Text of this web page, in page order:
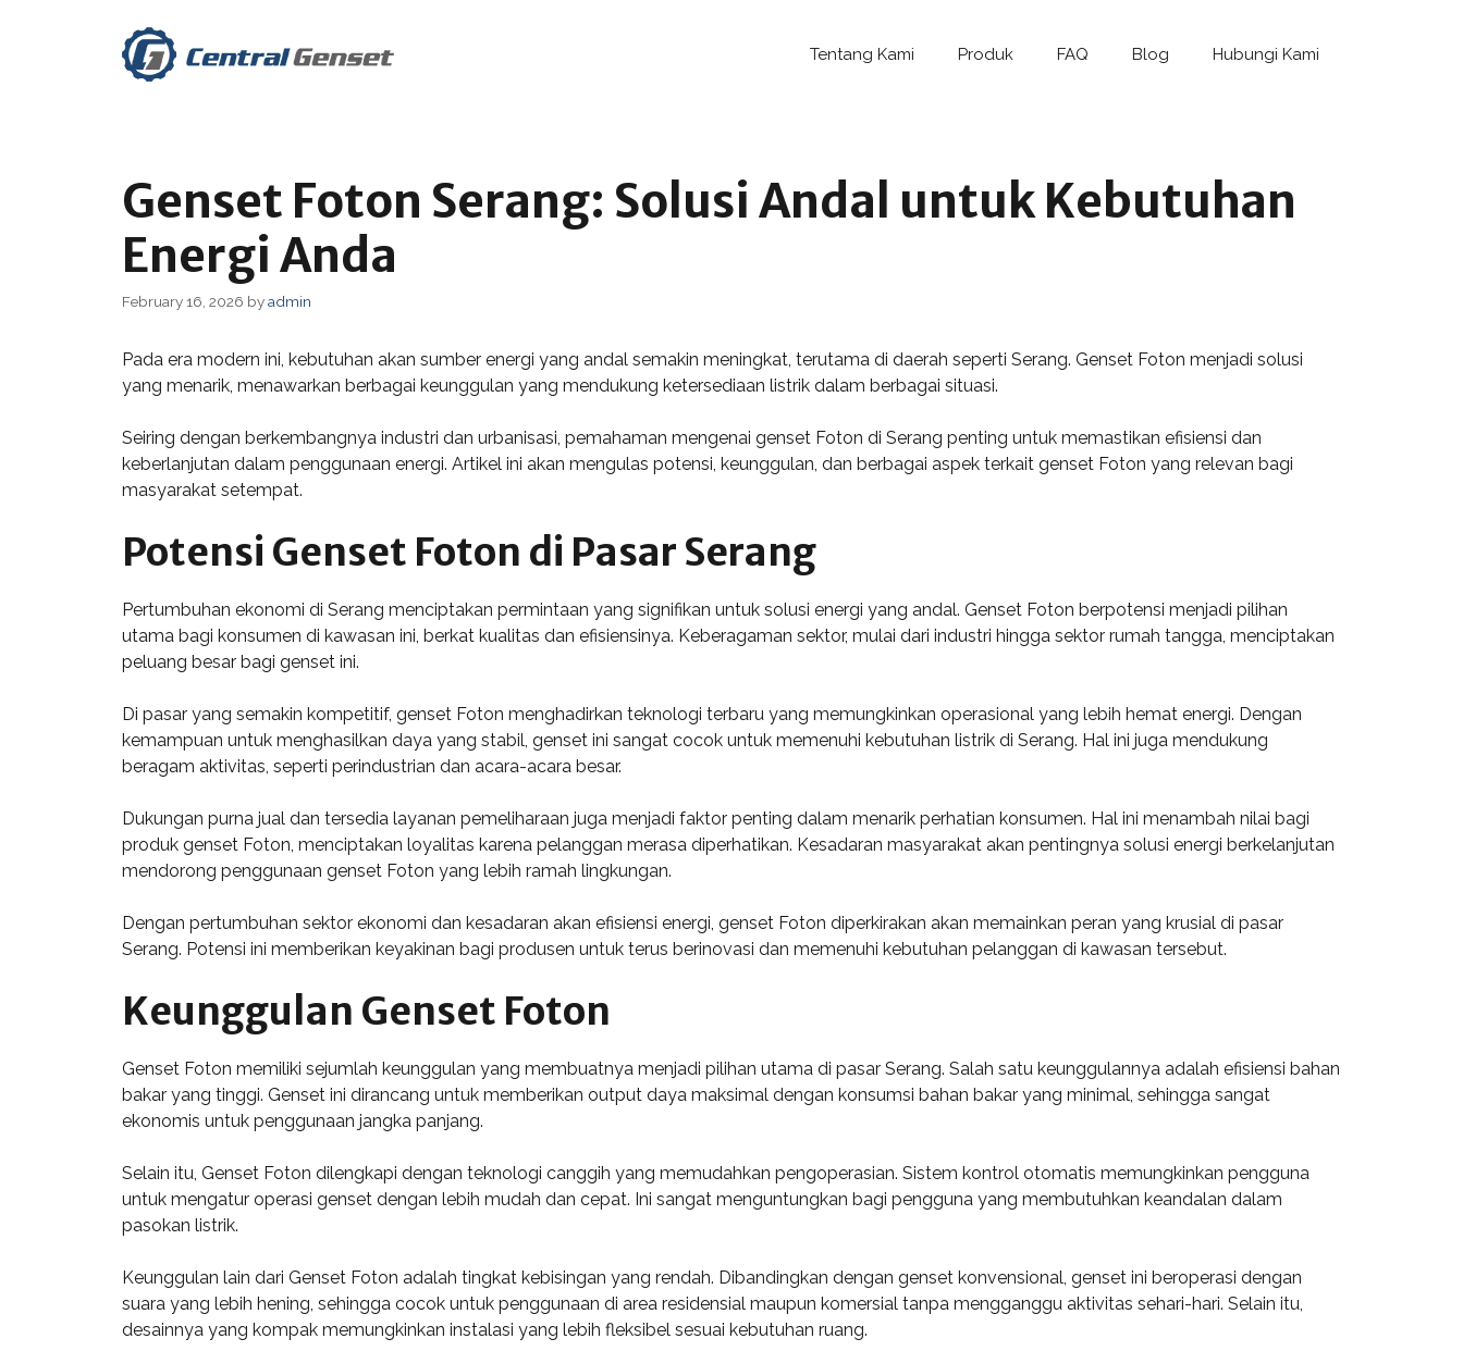
Tentang Kami Produk FAQ Blog Hubungi Kami
Genset Foton Serang: Solusi Andal untuk Kebutuhan
Energi Anda
February 16, 2026 byadmin
Pada era modern ini, kebutuhan akan sumber energi yang andal semakin meningkat, terutama di daerah seperti Serang. Genset Foton menjadi solusi
yang menarik, menawarkan berbagai keunggulan yang mendukung ketersediaan listrik dalam berbagai situasi.
Seiring dengan berkembangnya industri dan urbanisasi, pemahaman mengenai genset Foton di Serang penting untuk memastikan efisiensi dan
keberlanjutan dalam penggunaan energi. Artikel ini akan mengulas potensi, keunggulan, dan berbagai aspek terkait genset Foton yang relevan bagi
masyarakat setempat.
Potensi Genset Foton di Pasar Serang
Pertumbuhan ekonomi di Serang menciptakan permintaan yang signifikan untuk solusi energi yang andal. Genset Foton berpotensi menjadi pilihan
utama bagi konsumen di kawasan ini, berkat kualitas dan efisiensinya. Keberagaman sektor, mulai dari industri hingga sektor rumah tangga, menciptakan
peluang besar bagi genset ini.
Di pasar yang semakin kompetitif, genset Foton menghadirkan teknologi terbaru yang memungkinkan operasional yang lebih hemat energi. Dengan
kemampuan untuk menghasilkan daya yang stabil, genset ini sangat cocok untuk memenuhi kebutuhan listrik di Serang. Hal ini juga mendukung
beragam aktivitas, seperti perindustrian dan acara-acara besar.
Dukungan purna jual dan tersedia layanan pemeliharaan juga menjadi faktor penting dalam menarik perhatian konsumen. Hal ini menambah nilai bagi
produk genset Foton, menciptakan loyalitas karena pelanggan merasa diperhatikan. Kesadaran masyarakat akan pentingnya solusi energi berkelanjutan
mendorong penggunaan genset Foton yang lebih ramah lingkungan.
Dengan pertumbuhan sektor ekonomi dan kesadaran akan efisiensi energi, genset Foton diperkirakan akan memainkan peran yang krusial di pasar
Serang. Potensi ini memberikan keyakinan bagi produsen untuk terus berinovasi dan memenuhi kebutuhan pelanggan di kawasan tersebut.
Keunggulan Genset Foton
Genset Foton memiliki sejumlah keunggulan yang membuatnya menjadi pilihan utama di pasar Serang. Salah satu keunggulannya adalah efisiensi bahan
bakar yang tinggi. Genset ini dirancang untuk memberikan output daya maksimal dengan konsumsi bahan bakar yang minimal, sehingga sangat
ekonomis untuk penggunaan jangka panjang.
Selain itu, Genset Foton dilengkapi dengan teknologi canggih yang memudahkan pengoperasian. Sistem kontrol otomatis memungkinkan pengguna
untuk mengatur operasi genset dengan lebih mudah dan cepat. Ini sangat menguntungkan bagi pengguna yang membutuhkan keandalan dalam
pasokan listrik.
Keunggulan lain dari Genset Foton adalah tingkat kebisingan yang rendah. Dibandingkan dengan genset konvensional, genset ini beroperasi dengan
suara yang lebih hening, sehingga cocok untuk penggunaan di area residensial maupun komersial tanpa mengganggu aktivitas sehari-hari. Selain itu,
desainnya yang kompak memungkinkan instalasi yang lebih fleksibel sesuai kebutuhan ruang.